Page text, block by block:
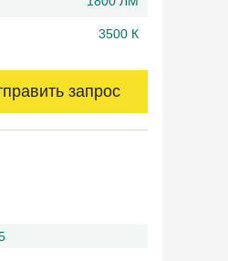
3500 К
запрос